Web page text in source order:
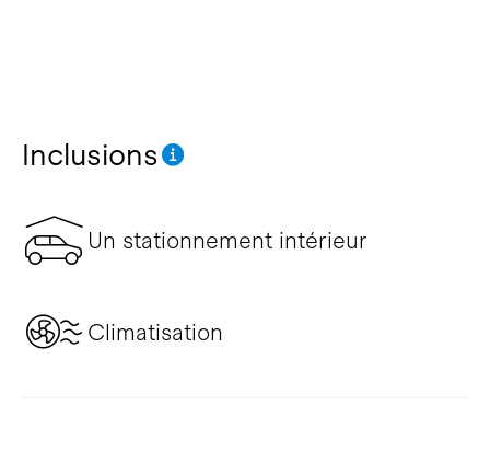
Inclusions
Un stationnement intérieur
Climatisation